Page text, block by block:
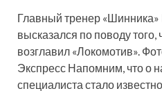
Главный тренер
высказался по поводу того,
возглавил «Локомотив».
Экспресс Напомним, что о
специалиста стало